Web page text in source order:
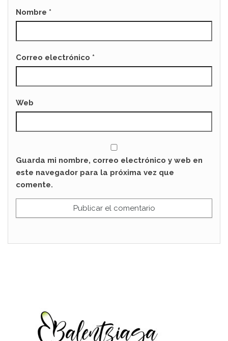
Nombre *
Correo electrónico *
Web
Guarda mi nombre, correo electrónico y web en
este navegador para la próxima vez que
comente.